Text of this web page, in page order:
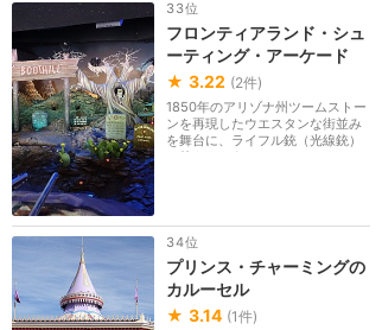
33位
フロンティアランド・シュ
ーティング・アーケード
★ 3.22 (2件)
1850年のアリゾナ州ツームストー
ンを再現したウエスタンな街並み
を舞台に、ライフル銃（光線銃）
で的を狙おう。１...
34位
プリンス・チャーミングの
カルーセル
★ 3.14 (1件)